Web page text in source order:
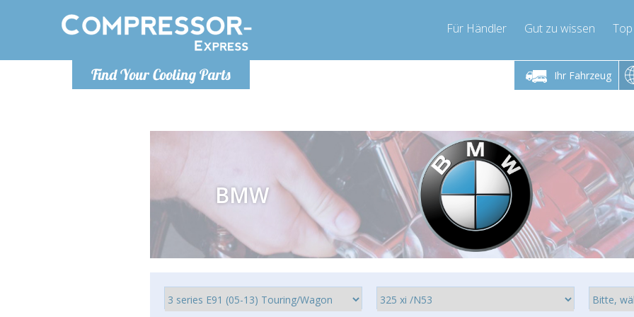
Find Your Cooling Parts
Für Händler Gut zu wissen
Ihr Fahrzeug
Montag bis Freitag 9-17 Uhr Montag bis Freitag 9-17 Uhr
info@compressor-express.de
Montag bis
BMW